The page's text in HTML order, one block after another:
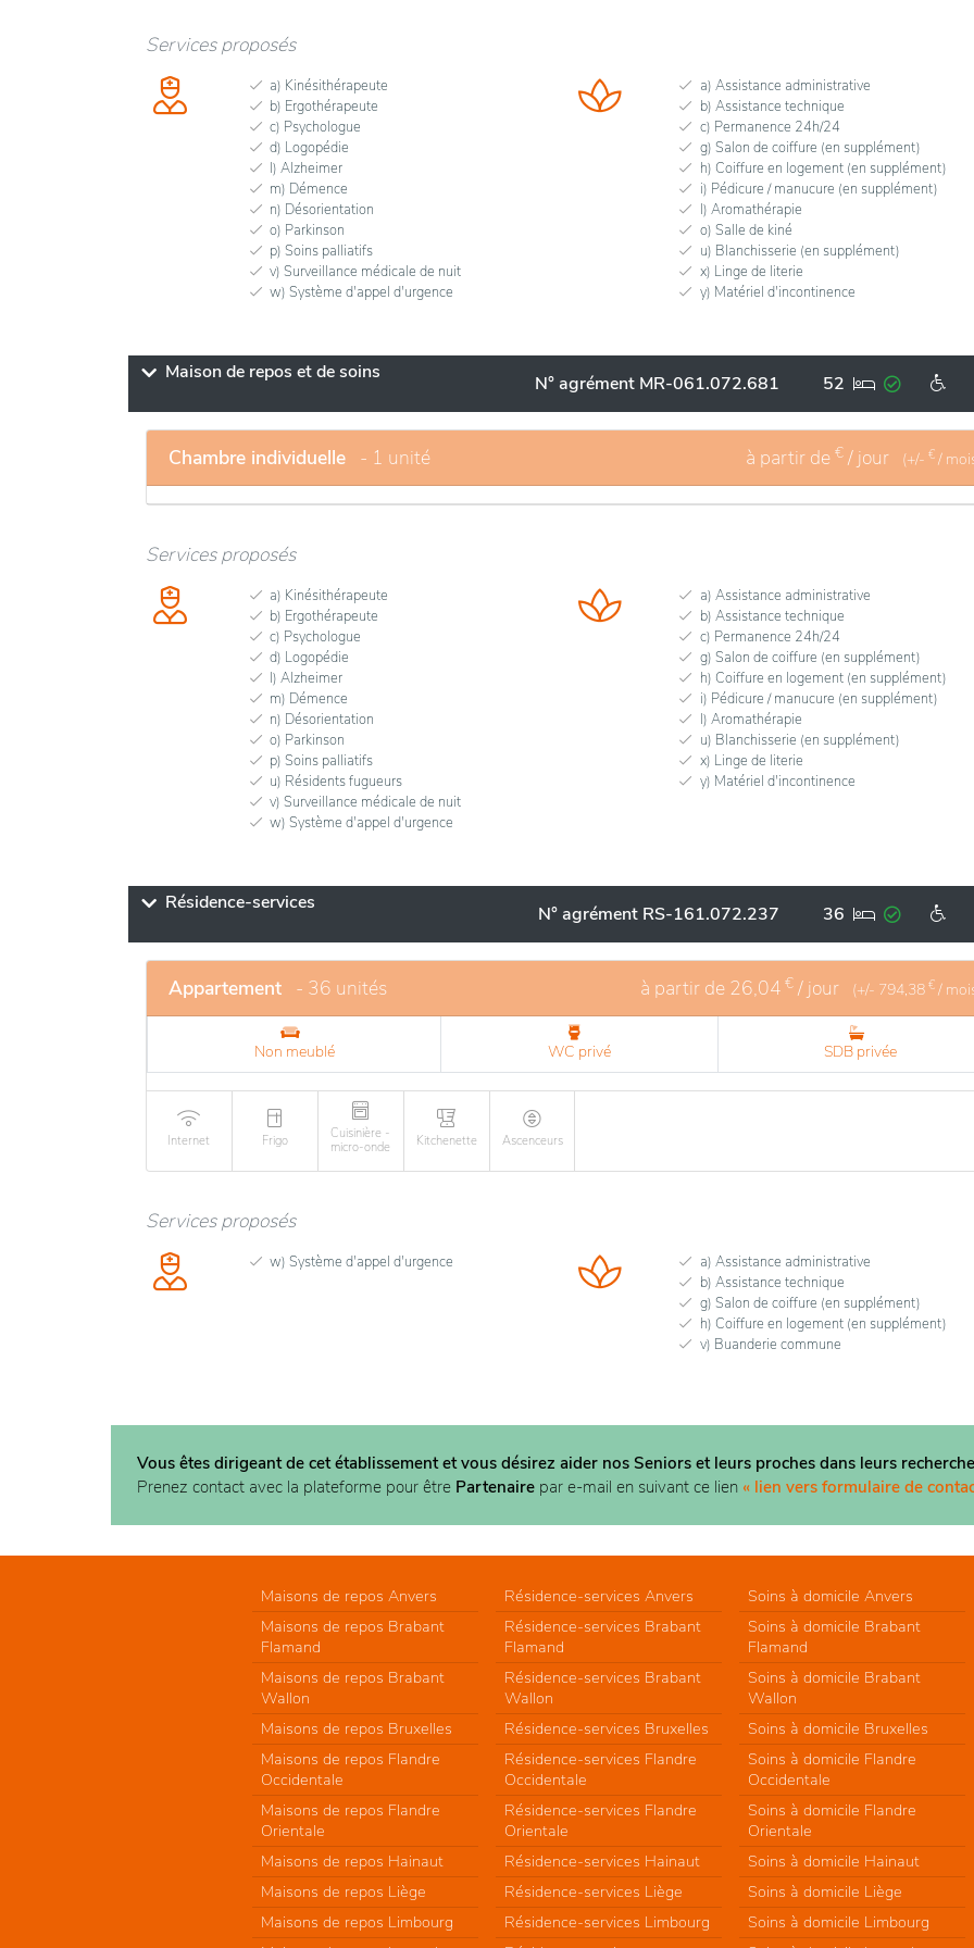
Services proposés
a) Kinésithérapeute
b) Ergothérapeute
c) Psychologue
d) Logopédie
l) Alzheimer
m) Démence
n) Désorientation
o) Parkinson
p) Soins palliatifs
v) Surveillance médicale de nuit
w) Système d'appel d'urgence
a) Assistance administrative
b) Assistance technique
c) Permanence 24h/24
g) Salon de coiffure (en supplément)
h) Coiffure en logement (en supplément)
i) Pédicure / manucure (en supplément)
l) Aromathérapie
o) Salle de kiné
u) Blanchisserie (en supplément)
x) Linge de literie
y) Matériel d'incontinence
Maison de repos et de soins N° agrément MR-061.072.681 52
Chambre individuelle - 1 unité à partir de € / jour (+/- € /
Services proposés
a) Kinésithérapeute
b) Ergothérapeute
c) Psychologue
d) Logopédie
l) Alzheimer
m) Démence
n) Désorientation
o) Parkinson
p) Soins palliatifs
u) Résidents fugueurs
v) Surveillance médicale de nuit
w) Système d'appel d'urgence
a) Assistance administrative
b) Assistance technique
c) Permanence 24h/24
g) Salon de coiffure (en supplément)
h) Coiffure en logement (en supplément)
i) Pédicure / manucure (en supplément)
l) Aromathérapie
u) Blanchisserie (en supplément)
x) Linge de literie
y) Matériel d'incontinence
Résidence-services N° agrément RS-161.072.237 36
Appartement - 36 unités à partir de 26,04 € / jour (+/- 794,38 € /
Non meublé WC privé SDB privée
Internet Frigo
Cuisinière -
micro-onde
Kitchenette Ascenceurs
Services proposés
w) Système d'appel d'urgence
a) Assistance administrative
b) Assistance technique
g) Salon de coiffure (en supplément)
h) Coiffure en logement (en supplément)
v) Buanderie commune
Vous êtes dirigeant de cet établissement et vous désirez aider nos Seniors et leurs proches dans leurs
Prenez contact avec la plateforme pour être Partenaire par e-mail en suivant ce lien « lien vers formulaire de
Maisons de repos Anvers
Maisons de repos Brabant
Flamand
Maisons de repos Brabant
Wallon
Maisons de repos Bruxelles
Maisons de repos Flandre
Occidentale
Maisons de repos Flandre
Orientale
Maisons de repos Hainaut
Maisons de repos Liège
Maisons de repos Limbourg
Résidence-services Anvers
Résidence-services Brabant
Flamand
Résidence-services Brabant
Wallon
Résidence-services Bruxelles
Résidence-services Flandre
Occidentale
Résidence-services Flandre
Orientale
Résidence-services Hainaut
Résidence-services Liège
Résidence-services Limbourg
Soins à domicile Anvers
Soins à domicile Brabant
Flamand
Soins à domicile Brabant
Wallon
Soins à domicile Bruxelles
Soins à domicile Flandre
Occidentale
Soins à domicile Flandre
Orientale
Soins à domicile Hainaut
Soins à domicile Liège
Soins à domicile Limbourg